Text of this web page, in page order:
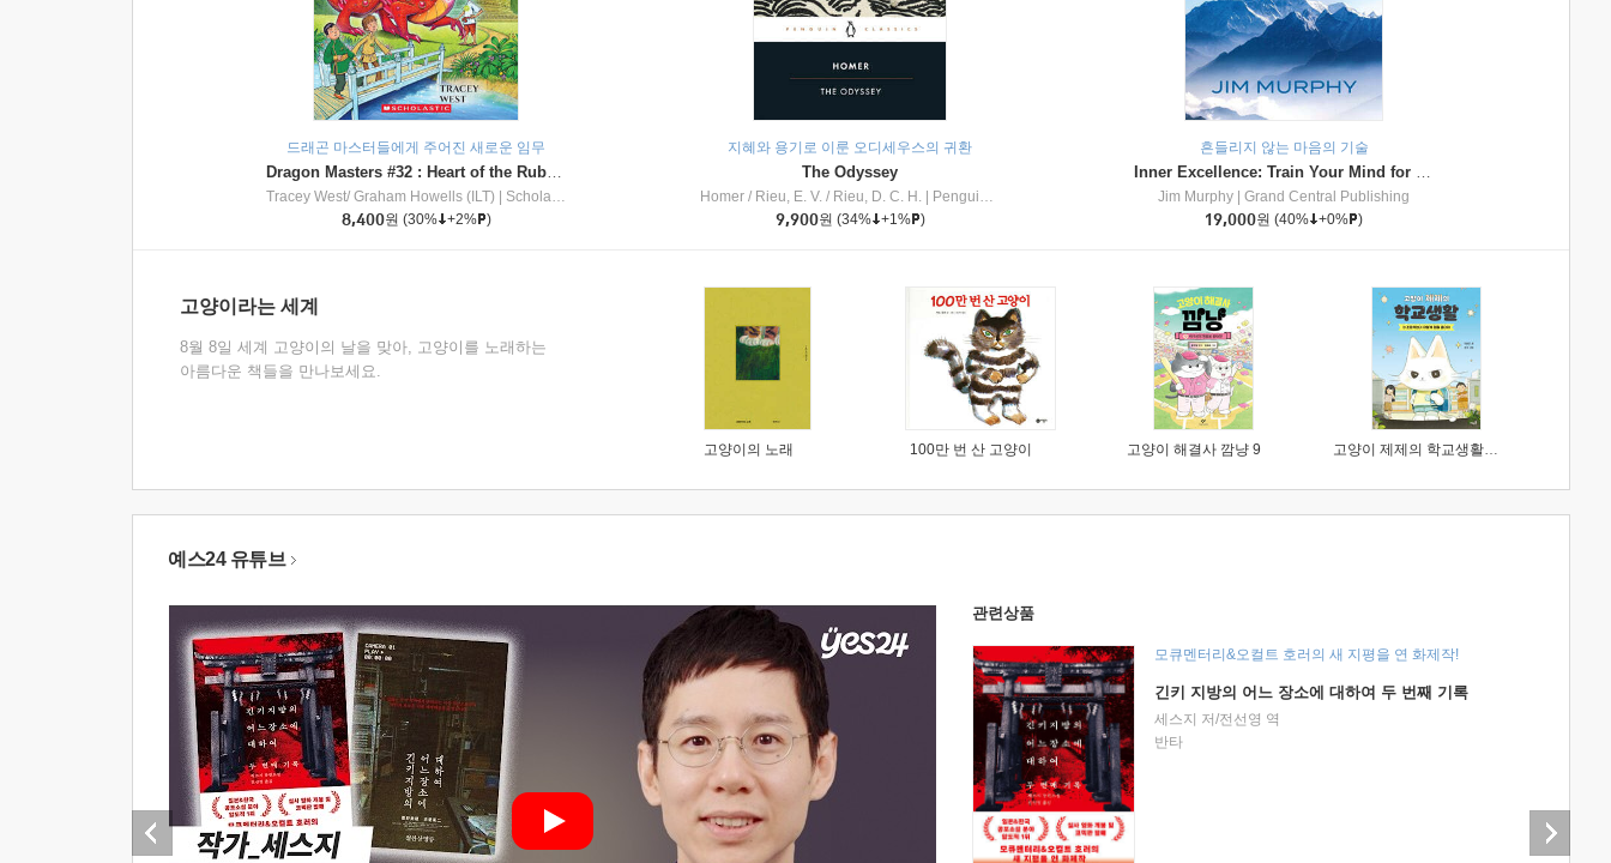
드래곤 마스터들에게 주어진 새로운 임무
Dragon Masters #32 : Heart of the Ruby Dragon (A Branches Book)
Tracey West/ Graham Howells (ILT)
Scholastic Inc
8,400원 (30% +2% )
지혜와 용기로 이룬 오디세우스의 귀환
The Odyssey
Homer / Rieu, E. V. / Rieu, D. C. H.
Penguin Group
9,900원 (34% +1% )
흔들리지 않는 마음의 기술
Inner Excellence: Train Your Mind for Extraordinary Performance and the Best Possible Life
Jim Murphy
Grand Central Publishing
19,000원 (40% +0% )
고양이라는 세계
8월 8일 세계 고양이의 날을 맞아, 고양이를 노래하는
아름다운 책들을 만나보세요.
고양이의 노래 100만 번 산 고양이 고양이 해결사 깜냥 9 고양이 제제의 학교생활 1 : 초등학생이 이렇게 힘들 줄이야
예스24 유튜브
관련상품
모큐멘터리&오컬트 호러의 새 지평을 연 화제작!
긴키 지방의 어느 장소에 대하여 두 번째 기록
세스지 저/전선영 역
반타